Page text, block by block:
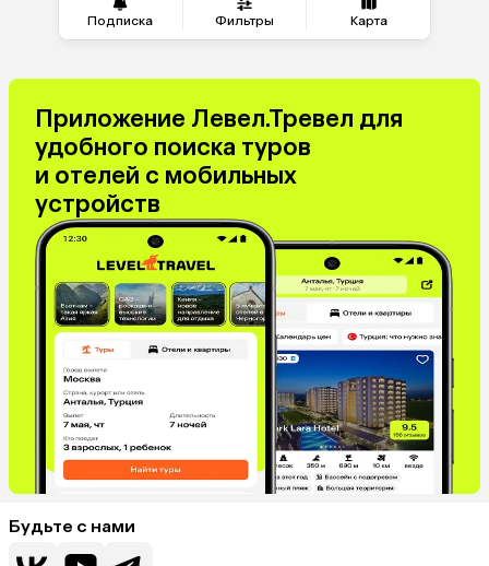
Подписка Фильтры Карта
Кипр
Малайзия
Южная Корея
Израиль
Гонконг
Венесуэла
Саудовская Аравия
Бахрейн
Куба
Греция
Италия
Испания
Венгрия
Болгария
Приложение Левел.Тревел для
удобного поиска туров
и отелей с мобильных
устройств
Будьте с нами